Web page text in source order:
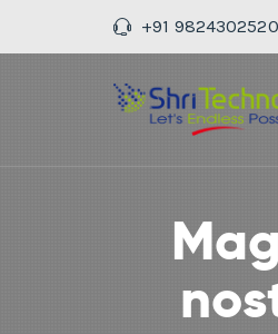
+91 9824302520